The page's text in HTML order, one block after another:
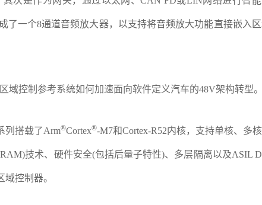
了一个8通道音频放大器，以支持将音频放大功能直接嵌入
域控制参考系统如何加速面向软件定义汽车的48V架构转型
列搭载了Arm®Cortex®-M7和Cortex-R52内核，支持单核、多
技术、硬件安全(包括后量子特性)、多层隔离以及ASIL
域控制器。